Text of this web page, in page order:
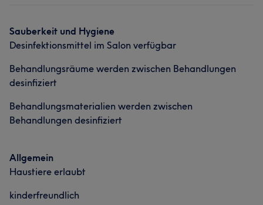
Sauberkeit und Hygiene
Desinfektionsmittel im Salon verfügbar
Behandlungsräume werden zwischen Behandlungen
desinfiziert
Behandlungsmaterialien werden zwischen
Behandlungen desinfiziert
Allgemein
Haustiere erlaubt
kinderfreundlich